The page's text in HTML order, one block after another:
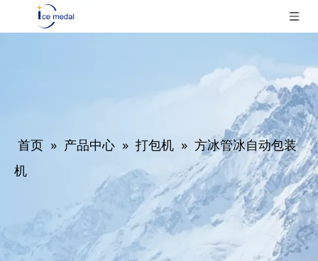
首页 » 产品中心 » 打包机 » 方冰管冰自动包装
机